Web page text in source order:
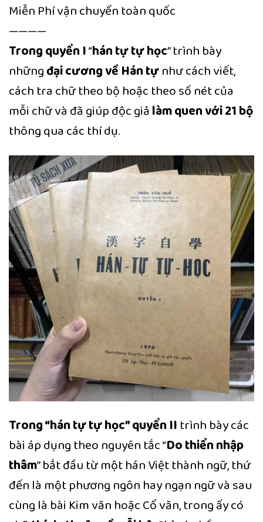
Miễn Phí vận chuyển toàn quốc
————
Trong quyển I“hán tự tự học” trình bày
nhữngđại cương về Hán tựnhư cách viết,
cách tra chữ theo bộ hoặc theo số nét của
mỗi chữ và đã giúp độc giảlàm quen với 21 bộ
thông qua các thí dụ.
Trong “hán tự tự học” quyển II trình bày các
bài áp dụng theo nguyên tắc “Do thiển nhập
thâm” bắt đầu từ một hán Việt thành ngữ, thứ
đến là một phương ngôn hay ngạn ngữ và sau
cùng là bài Kim văn hoặc Cổ văn, trong ấy có